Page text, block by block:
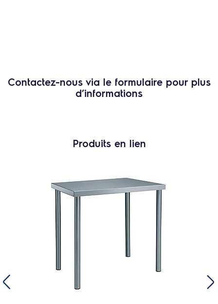
Contactez-nous via le formulaire pour plus
d’informations
Produits en lien